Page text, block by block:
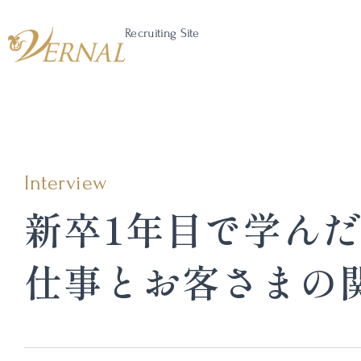
Recruiting Site
Interview
新卒1年目で学んだ
仕事とお客さまの